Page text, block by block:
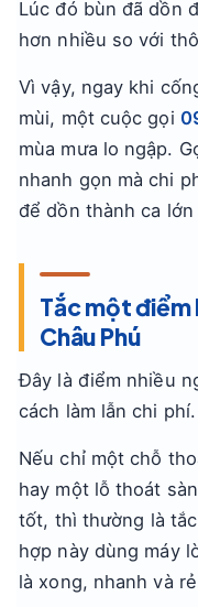
Lúc đó bùn đã dồn
hơn nhiều so với
Vì vậy, ngay khi
mùi, một cuộc gọi
mùa mưa lo ngập.
nhanh gọn mà chi
để dồn thành ca
Tắc một điểm
Châu Phú
Đây là điểm nhiều
cách làm lẫn chi
Nếu chỉ một chỗ
hay một lỗ thoát
tốt, thì thường là
hợp này dùng máy
là xong, nhanh và